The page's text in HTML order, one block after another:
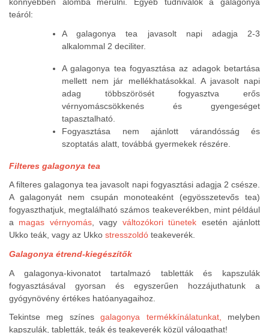
teáról:
A galagonya tea javasolt napi adagja 2-3
alkalommal 2 deciliter.
A galagonya tea fogyasztása az adagok betartása
mellett nem jár mellékhatásokkal. A javasolt napi
adag többszörösét fogyasztva erős
vérnyomáscsökkenés és gyengeséget
tapasztalható.
Fogyasztása nem ajánlott várandósság és
szoptatás alatt, továbbá gyermekek részére.
Filteres galagonya tea
A filteres galagonya tea javasolt napi fogyasztási adagja 2 csésze.
A galagonyát nem csupán monoteaként (egyösszetevős tea)
fogyaszthatjuk, megtalálható számos teakeverékben, mint például
a magas vérnyomás, vagy változókori tünetek esetén ajánlott
Ukko teák, vagy az Ukko stresszoldó teakeverék.
Galagonya étrend-kiegészítők
A galagonya-kivonatot tartalmazó tabletták és kapszulák
fogyasztásával gyorsan és egyszerűen hozzájuthatunk a
gyógynövény értékes hatóanyagaihoz.
Tekintse meg színesgalagonya termékkínálatunkat, melyben
kapszulák, tabletták, teák és teakeverék közül válogathat!